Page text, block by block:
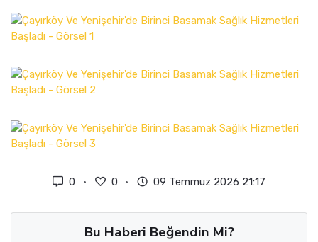
0 0 09 Temmuz 2026 21:17
Bu Haberi Beğendin Mi?